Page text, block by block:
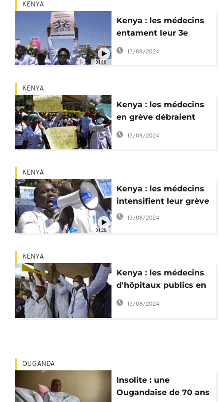
01:10
KENYA
Kenya : les médecins
entament leur 3e
semaine de grève
13/08/2024
KENYA
Kenya : les médecins
en grève débraient
aussi des urgences
13/08/2024
01:28
KENYA
Kenya : les médecins
intensifient leur grève
13/08/2024
KENYA
Kenya : les médecins
d'hôpitaux publics en
grève
13/08/2024
OUGANDA
Insolite : une
Ougandaise de 70 ans